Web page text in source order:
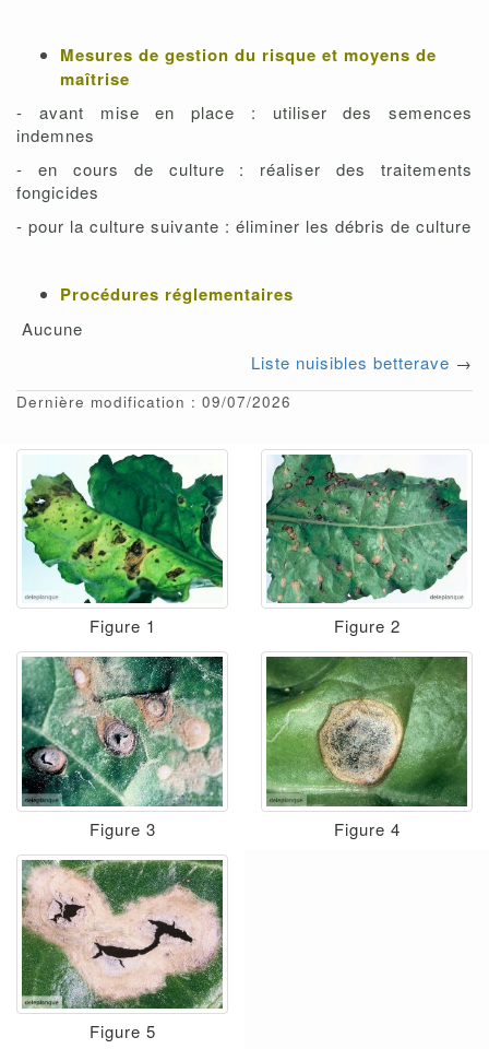
Mesures de gestion du risque et moyens de
maîtrise
- avant mise en place : utiliser des semences
indemnes
- en cours de culture : réaliser des traitements
fongicides
- pour la culture suivante : éliminer les débris de culture
Procédures réglementaires
Aucune
Liste nuisibles betterave →
Dernière modification : 09/07/2026
Figure 1 Figure 2
Figure 3 Figure 4
Figure 5